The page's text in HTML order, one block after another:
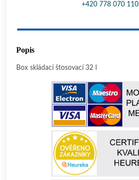
+420 778 070 110
Popis
Box skládací štosovací 32 l